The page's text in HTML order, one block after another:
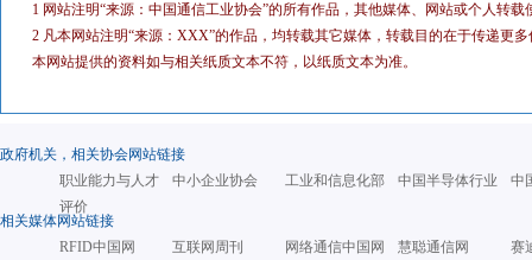
1 网站注明“来源：中国通信工业协会”的所有作品，其他媒体、网站或个人转
2 凡本网站注明“来源：XXX”的作品，均转载其它媒体，转载目的在于传递更
本网站提供的资料如与相关纸质文本不符，以纸质文本为准。
政府机关，相关协会网站链接
职业能力与人才
评价
中小企业协会 工业和信息化部 中国半导体行业 中
相关媒体网站链接
RFID中国网
互联网周刊 网络通信中国网 慧聪通信网 赛